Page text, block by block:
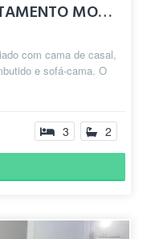
QUARTO AMPLO EM APARTAMENTO MOBILIADO
com cama de casal,
e sofá-cama. O
3 2